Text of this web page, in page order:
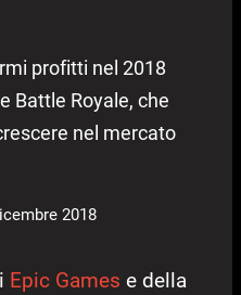
profitti nel 2018
Battle Royale, che
nel mercato
2018
Epic Games e della